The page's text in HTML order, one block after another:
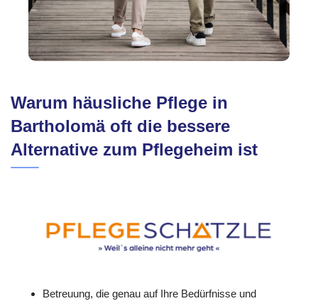
Warum häusliche Pflege in
Bartholomä oft die bessere
Alternative zum Pflegeheim ist
Betreuung, die genau auf Ihre Bedürfnisse und